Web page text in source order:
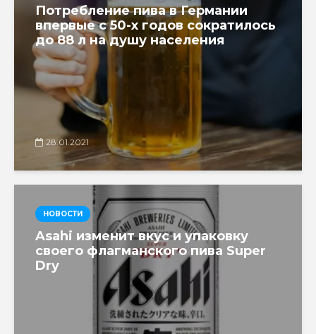
Потребление пива в Германии
впервые с 50-х годов сократилось
до 88 л на душу населения
28.01.2021
НОВОСТИ
Asahi изменит вкус и упаковку
своего флагманского пива Super
Dry